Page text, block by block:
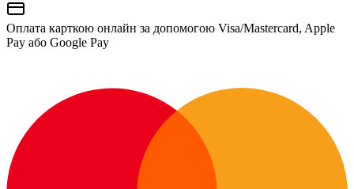
Оплата карткою онлайн за допомогою Visa/Mastercard, Apple
Pay або Google Pay